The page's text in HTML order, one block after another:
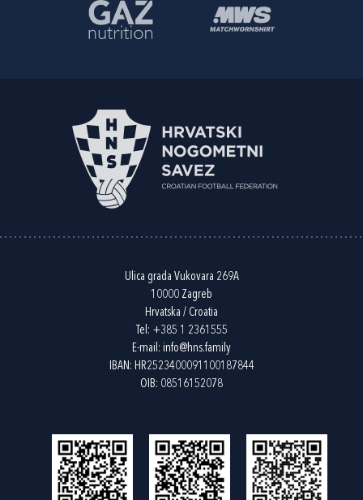
Ulica grada Vukovara 269A
10000 Zagreb
Hrvatska / Croatia
Tel: +385 1 2361555
E-mail: info@hns.family
IBAN: HR2523400091100187844
OIB: 08516152078